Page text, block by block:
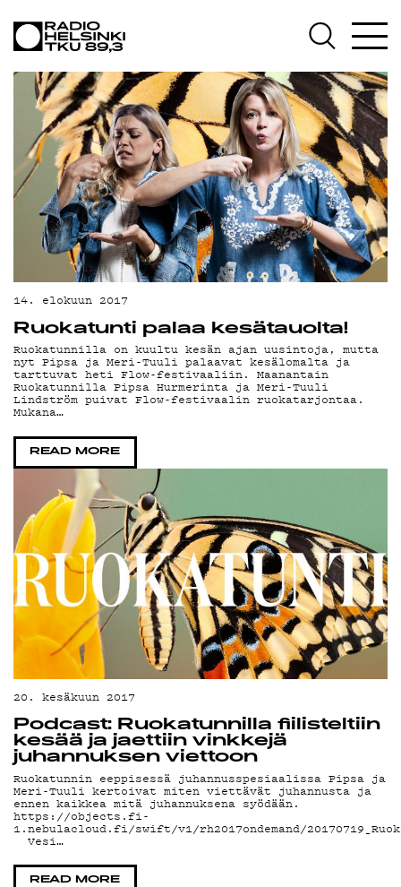
14. elokuun 2017
Ruokatunti palaa kesätauolta!
Ruokatunnilla on kuultu kesän ajan uusintoja, mutta
nyt Pipsa ja Meri-Tuuli palaavat kesälomalta ja
tarttuvat heti Flow-festivaaliin. Maanantain
Ruokatunnilla Pipsa Hurmerinta ja Meri-Tuuli
Lindström puivat Flow-festivaalin ruokatarjontaa.
Mukana…
READ MORE
20. kesäkuun 2017
Podcast: Ruokatunnilla fiilisteltiin
kesää ja jaettiin vinkkejä
juhannuksen viettoon
Ruokatunnin eeppisessä juhannusspesiaalissa Pipsa ja
Meri-Tuuli kertoivat miten viettävät juhannusta ja
ennen kaikkea mitä juhannuksena syödään.
https://objects.fi-
1.nebulacloud.fi/swift/v1/rh2017ondemand/
Vesi…
READ MORE